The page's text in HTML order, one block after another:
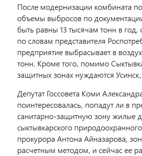
После модернизации комбината
объемы выбросов по
быть равны 13 тысячам тонн в год,
по словам представителя
предприятие выбрасывает в
тонн. Кроме того, помимо
защитных зонах нуждаются
Депутат Госсовета Коми
поинтересовалась, попадут ли в
санитарно-защитную зону жилые
сыктывкарского
прокурора Антона Айназарова,
расчетным методом, и сейчас ее